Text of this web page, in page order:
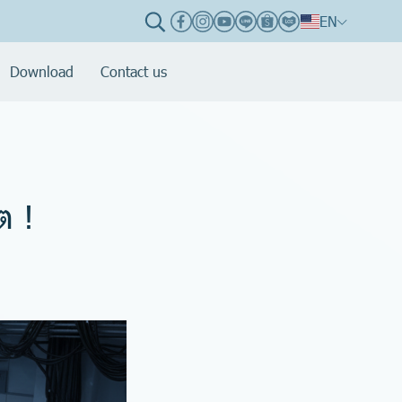
EN
Download Contact us
!